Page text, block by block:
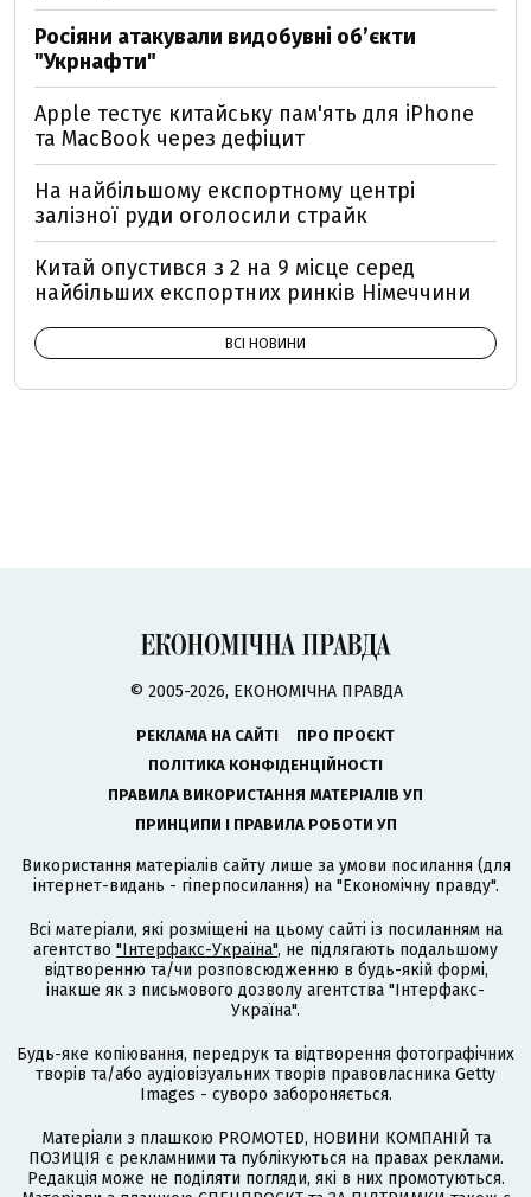
Росіяни атакували видобувні обʼєкти
"Укрнафти"
Apple тестує китайську пам'ять для iPhone
та MacBook через дефіцит
На найбільшому експортному центрі
залізної руди оголосили страйк
Китай опустився з 2 на 9 місце серед
найбільших експортних ринків Німеччини
ВСІ НОВИНИ
© 2005-2026, ЕКОНОМІЧНА ПРАВДА
РЕКЛАМА НА САЙТІ
ПРО ПРОЄКТ
ПОЛІТИКА КОНФІДЕНЦІЙНОСТІ
ПРАВИЛА ВИКОРИСТАННЯ МАТЕРІАЛІВ УП
ПРИНЦИПИ І ПРАВИЛА РОБОТИ УП
Використання матеріалів сайту лише за умови посилання (для
інтернет-видань - гіперпосилання) на "Економічну правду".
Всі матеріали, які розміщені на цьому сайті із посиланням на
агентство "Інтерфакс-Україна", не підлягають подальшому
відтворенню та/чи розповсюдженню в будь-якій формі,
інакше як з письмового дозволу агентства "Інтерфакс-
Україна".
Будь-яке копіювання, передрук та відтворення фотографічних
творів та/або аудіовізуальних творів правовласника Getty
Images - суворо забороняється.
Матеріали з плашкою PROMOTED, НОВИНИ КОМПАНІЙ та
ПОЗИЦІЯ є рекламними та публікуються на правах реклами.
Редакція може не поділяти погляди, які в них промотуються.